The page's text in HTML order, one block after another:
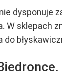
dysponuje
W sklepach
do